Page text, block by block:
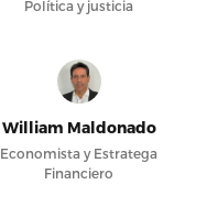
Política y justicia
William Maldonado
Economista y Estratega
Financiero